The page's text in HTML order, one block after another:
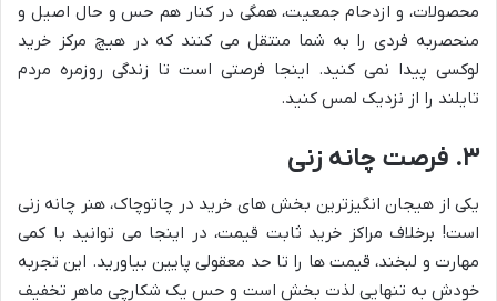
محصولات، و ازدحام جمعیت، همگی در کنار هم حس و حال اصیل و
منحصربه فردی را به شما منتقل می کنند که در هیچ مرکز خرید
لوکسی پیدا نمی کنید. اینجا فرصتی است تا زندگی روزمره مردم
تایلند را از نزدیک لمس کنید.
۳. فرصت چانه زنی
یکی از هیجان انگیزترین بخش های خرید در چاتوچاک، هنر چانه زنی
است! برخلاف مراکز خرید ثابت قیمت، در اینجا می توانید با کمی
مهارت و لبخند، قیمت ها را تا حد معقولی پایین بیاورید. این تجربه
خودش به تنهایی لذت بخش است و حس یک شکارچی ماهر تخفیف